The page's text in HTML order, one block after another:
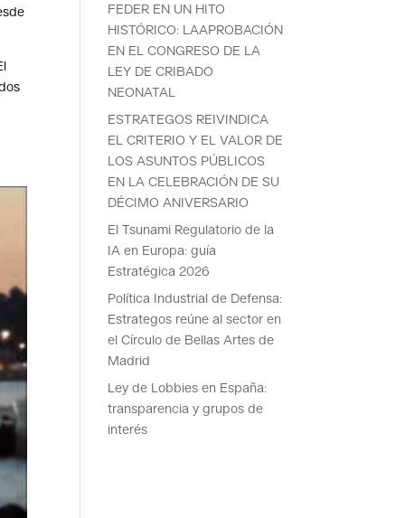
FEDER EN UN HITO
HISTÓRICO: LAAPROBACIÓN
EN EL CONGRESO DE LA
LEY DE CRIBADO
NEONATAL
ESTRATEGOS REIVINDICA
EL CRITERIO Y EL VALOR DE
LOS ASUNTOS PÚBLICOS
EN LA CELEBRACIÓN DE SU
DÉCIMO ANIVERSARIO
El Tsunami Regulatorio de la
IA en Europa: guía
Estratégica 2026
Política Industrial de Defensa:
Estrategos reúne al sector en
el Círculo de Bellas Artes de
Madrid
Ley de Lobbies en España:
transparencia y grupos de
interés